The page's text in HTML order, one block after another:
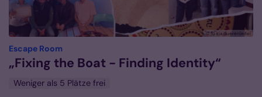
© fb kja dueren|eifel
Escape Room:
„Fixing the Boat - Finding Identity“
Weniger als 5 Plätze frei